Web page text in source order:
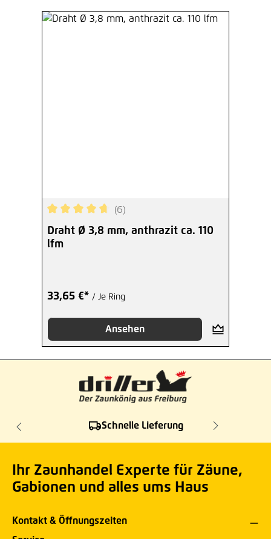
Durchschnittliche Bewertung von 4.83 von 5
(6)
Draht Ø 3,8 mm, anthrazit ca. 110
lfm
33,65 €* / Je Ring
Ansehen
Schnelle Lieferung
Ihr Zaunhandel Experte für Zäune,
Gabionen und alles ums Haus
Kontakt & Öffnungszeiten